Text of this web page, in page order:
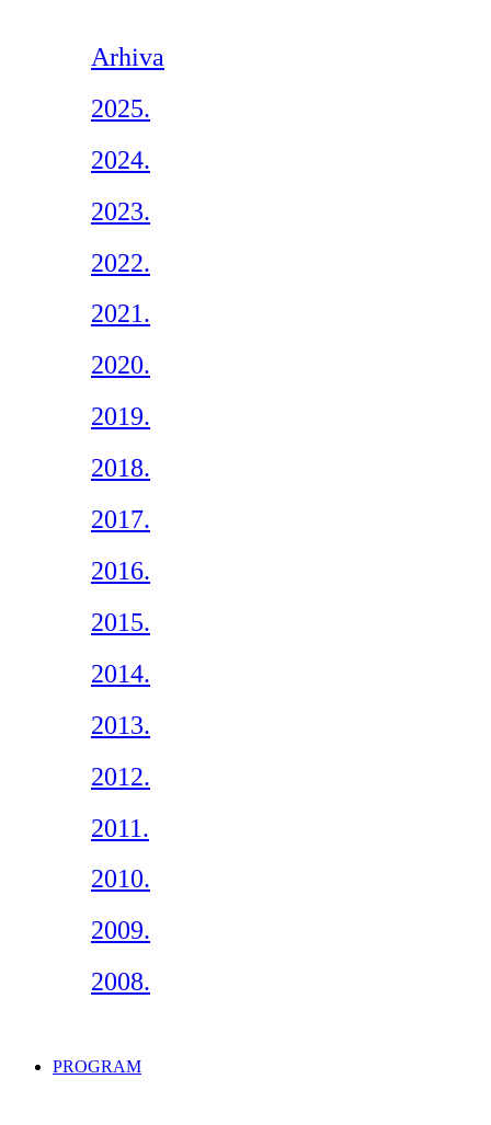
Arhiva
2025.
2024.
2023.
2022.
2021.
2020.
2019.
2018.
2017.
2016.
2015.
2014.
2013.
2012.
2011.
2010.
2009.
2008.
PROGRAM